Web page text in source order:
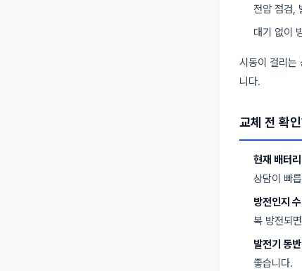
전압 점검,
대기 없이
시동이 걸리는
니다.
교체 전 확
현재 배터
상담이 빠
방전인지
복 방전되
발전기 동
좋습니다.